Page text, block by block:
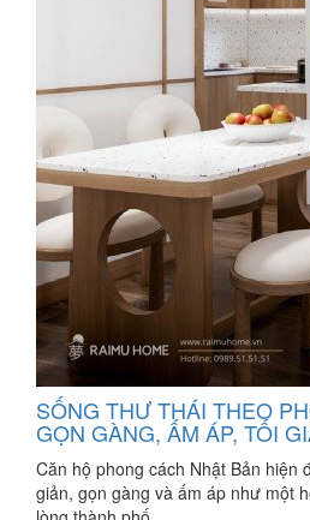
SỐNG THƯ THÁI THEO
GỌN GÀNG, ẤM ÁP, TỐI
Căn hộ phong cách Nhật Bản hiện
giản, gọn gàng và ấm áp như một